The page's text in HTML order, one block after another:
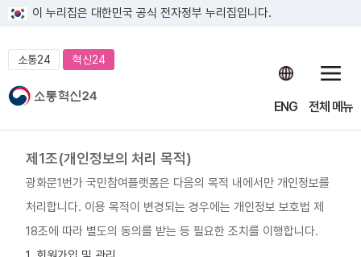
이 누리집은 대한민국 공식 전자정부 누리집입니다.
소통24 혁신24
ENG 전체 메뉴
제1조(개인정보의 처리 목적)
광화문1번가 국민참여플랫폼은 다음의 목적 내에서만 개인정보를
처리합니다. 이용 목적이 변경되는 경우에는 개인정보 보호법 제
18조에 따라 별도의 동의를 받는 등 필요한 조치를 이행합니다.